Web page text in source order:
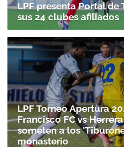
LPF presenta Portal de
sus 24 clubes afiliados
LPF Torneo Apertura
Francisco FC vs
someten a los
monasterio